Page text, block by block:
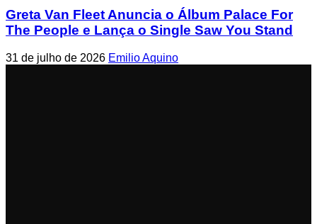
Greta Van Fleet Anuncia o Álbum Palace For
The People e Lança o Single Saw You Stand
31 de julho de 2026 Emilio Aquino